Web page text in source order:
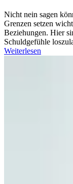
Nicht nein sagen
Grenzen setzen
Beziehungen. Hier
Schuldgefühle
Weiterlesen